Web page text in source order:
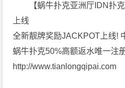
【蜗牛扑克亚洲厅IDN扑
上线
全新靓牌奖励JACKPOT上线!
蜗牛扑克50%高额返水唯一注
http://www.tianlongqipai.com